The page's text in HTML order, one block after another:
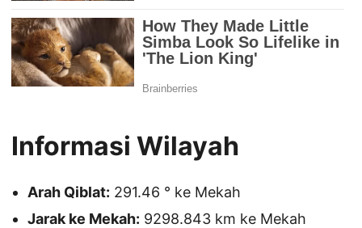
Informasi Wilayah
Arah Qiblat: 291.46 ° ke Mekah
Jarak ke Mekah: 9298.843 km ke Mekah